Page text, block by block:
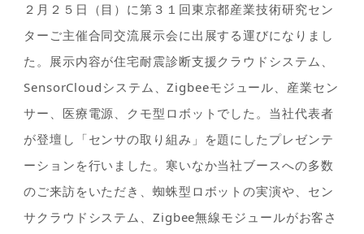
２月２５日（目）に第３１回東京都産業技術研究セン
ターご主催合同交流展示会に出展する運びになりまし
た。展示内容が住宅耐震診断支援クラウドシステム、
SensorCloudシステム、Zigbeeモジュール、産業セン
サー、医療電源、クモ型ロボットでした。当社代表者
が登壇し「センサの取り組み」を題にしたプレゼンテ
ーションを行いました。寒いなか当社ブースへの多数
のご来訪をいただき、蜘蛛型ロボットの実演や、セン
サクラウドシステム、Zigbee無線モジュールがお客さ